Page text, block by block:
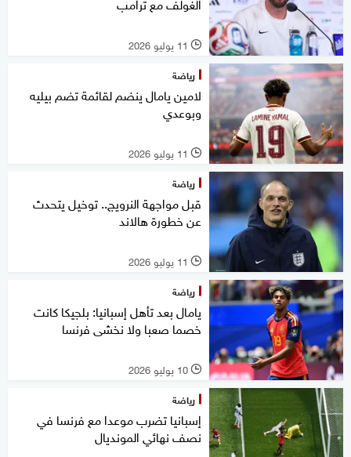
l 11 يوليو 2026
رياضة
لامين يامال ينضم لقائمة تضم بيليه
وبوعدي
l 11 يوليو 2026
رياضة
قبل مواجهة النرويج.. توخيل يتحدث
عن خطورة هالاند
l 11 يوليو 2026
رياضة
يامال بعد تأهل إسبانيا: بلجيكا كانت
خصما صعبا ولا نخشى فرنسا
l 10 يوليو 2026
رياضة
إسبانيا تضرب موعدا مع فرنسا في
نصف نهائي المونديال